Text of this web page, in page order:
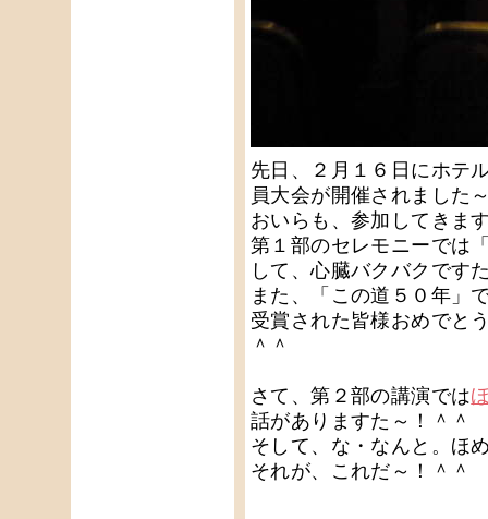
先日、２月１６日にホテ
員大会が開催されました
おいらも、参加してきま
第１部のセレモニーでは
して、心臓バクバクです
また、「この道５０年」
受賞された皆様おめでと
＾＾
さて、第２部の講演では
話がありますた～！＾＾
そして、な・なんと。ほ
それが、これだ～！＾＾